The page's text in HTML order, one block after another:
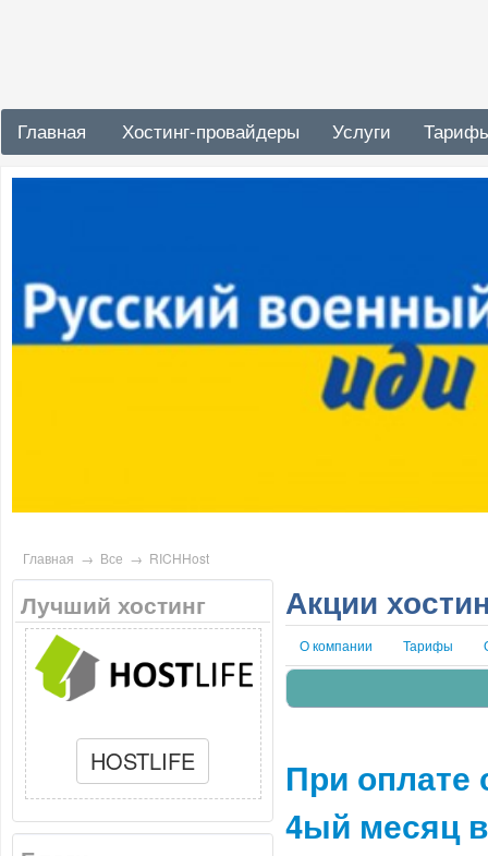
Главная Хостинг-провайдеры Услуги
Главная → Все → RICHHost
Лучший хостинг
HOSTLIFE
Акции
О компании Тарифы
При оплате
4ый месяц